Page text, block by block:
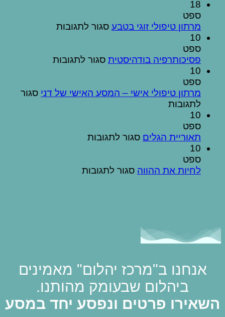
קצר
18
ספט
מרתון טיפולי זוגי בטבע סגור לתגובותעל
זוגי
10
ספט
פסיכותרפיה בודהיסטית סגור לתגובותעל
10
ספט
מרתון טיפולי אישי – המסע האישי של דני סגור
לתגובותעל
אישי
האישי
10
ספט
תאוריית הגלים סגור לתגובותעל
10
ספט
לחיות את ההווה סגור לתגובותעל
אנחנו ב"מרכז יהלום" מאמינים
ביהלום שבעומק מהותנו.
השאירו פרטים ונפסע יחד במסע